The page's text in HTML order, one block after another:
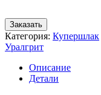
Заказать
Категория: Купершлак
Уралгрит
Описание
Детали